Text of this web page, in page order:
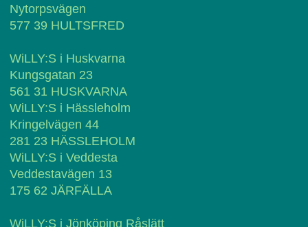
Nytorpsvägen
577 39 HULTSFRED
WiLLY:S i Huskvarna
Kungsgatan 23
561 31 HUSKVARNA
WiLLY:S i Hässleholm
Kringelvägen 44
281 23 HÄSSLEHOLM
WiLLY:S i Veddesta
Veddestavägen 13
175 62 JÄRFÄLLA
WiLLY:S i Jönköping Råslätt